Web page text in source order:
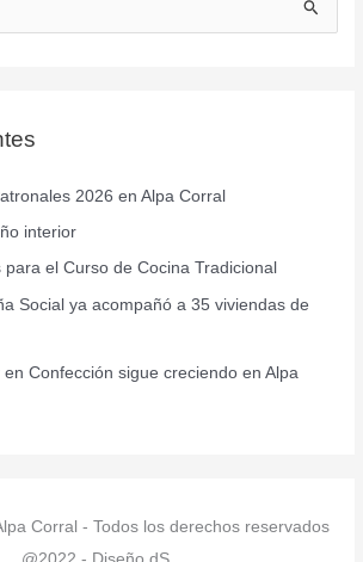
2026 en Alpa Corral
interior
el Curso de Cocina Tradicional
Social ya acompañó a 35 viviendas de
en Confección sigue creciendo en Alpa
Corral - Todos los derechos reservados